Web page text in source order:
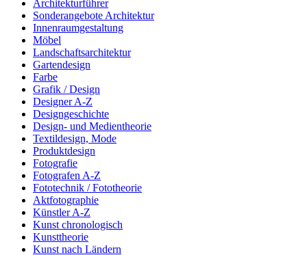
Architekturführer
Sonderangebote Architektur
Innenraumgestaltung
Möbel
Landschaftsarchitektur
Gartendesign
Farbe
Grafik / Design
Designer A-Z
Designgeschichte
Design- und Medientheorie
Textildesign, Mode
Produktdesign
Fotografie
Fotografen A-Z
Fototechnik / Fototheorie
Aktfotographie
Künstler A-Z
Kunst chronologisch
Kunsttheorie
Kunst nach Ländern